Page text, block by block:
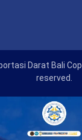
Darat Bali
reserved.